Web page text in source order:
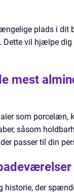
plads i dit
vil hjælpe dig
mest
som porcelæn,
såsom
passer til din
der